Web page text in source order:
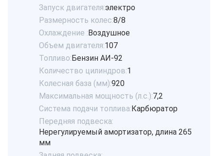
Запуск двигателя:электро
Размерность колес:8/8
Охлаждение :Воздушное
Объем двигателя:107
Топливо:Бензин АИ-92
Количество цилиндров:1
Колесная база (мм):920
Максимальная мощность (л.с.):7,2
Система подачи топлива:Карбюратор
Передняя подвеска:
Нерегулируемый амортизатор, длина 265
мм